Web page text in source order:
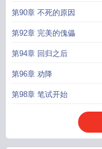
第90章 不死的原因
第92章 完美的傀儡
第94章 回归之后
第96章 劝降
第98章 笔试开始